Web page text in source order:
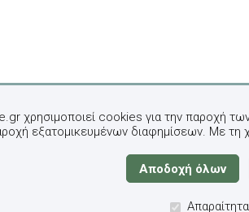
χρησιμοποιεί cookies για την παροχή
εξατομικευμένων διαφημίσεων. Με